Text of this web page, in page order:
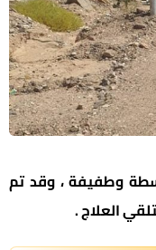
وطفيفة ، وقد تم
العلاج .